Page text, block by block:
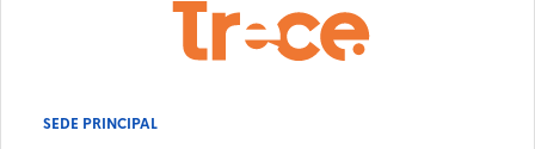
SEDE PRINCIPAL